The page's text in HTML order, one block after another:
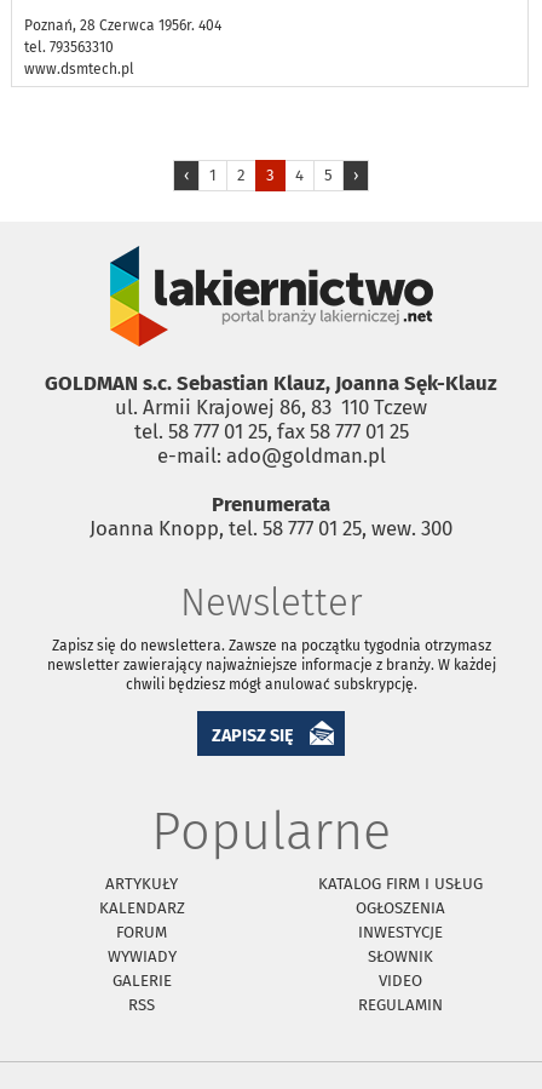
Poznań, 28 Czerwca 1956r. 404
tel. 793563310
www.dsmtech.pl
‹ 1 2 3 4 5 ›
GOLDMAN s.c. Sebastian Klauz, Joanna Sęk-Klauz
ul. Armii Krajowej 86, 83 ­ 110 Tczew
tel. 58 777 01 25, fax 58 777 01 25
e-mail: ado@goldman.pl
Prenumerata
Joanna Knopp, tel. 58 777 01 25, wew. 300
Newsletter
Zapisz się do newslettera. Zawsze na początku tygodnia otrzymasz
newsletter zawierający najważniejsze informacje z branży. W każdej
chwili będziesz mógł anulować subskrypcję.
ZAPISZ SIĘ
Popularne
ARTYKUŁY
KATALOG FIRM I USŁUG
KALENDARZ
OGŁOSZENIA
FORUM
INWESTYCJE
WYWIADY
SŁOWNIK
GALERIE
VIDEO
RSS
REGULAMIN